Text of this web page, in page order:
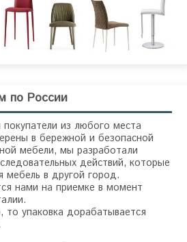
по России
из любого места
в бережной и безопасной
мебели, мы разработали
действий, которые
мебель в другой город.
нами на приемке в момент
упаковка дорабатывается